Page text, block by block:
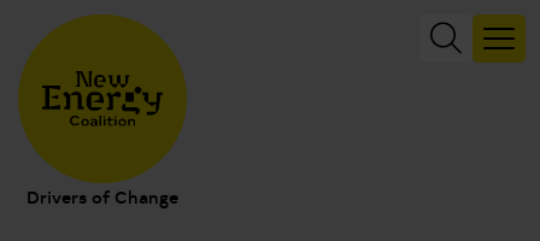
Drivers of Change